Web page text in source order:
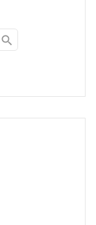
search